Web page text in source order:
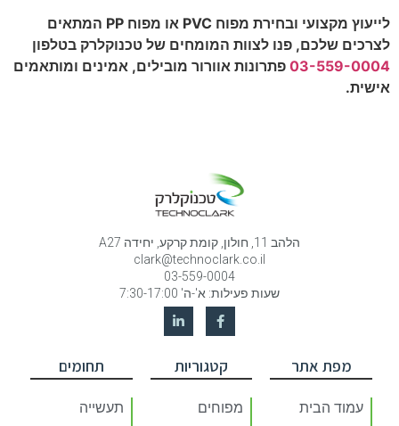
לייעוץ מקצועי ובחירת מפוח PVC או מפוח PP המתאים
לצרכים שלכם, פנו לצוות המומחים של טכנוקלרק בטלפון
03-559-0004 פתרונות אוורור מובילים, אמינים ומותאמים
אישית.
הלהב 11, חולון, קומת קרקע, יחידה A27
clark@technoclark.co.il
03-559-0004
שעות פעילות: א'-ה' 7:30-17:00
מפת אתר
עמוד הבית
קטגוריות
מפוחים
תחומים
תעשייה